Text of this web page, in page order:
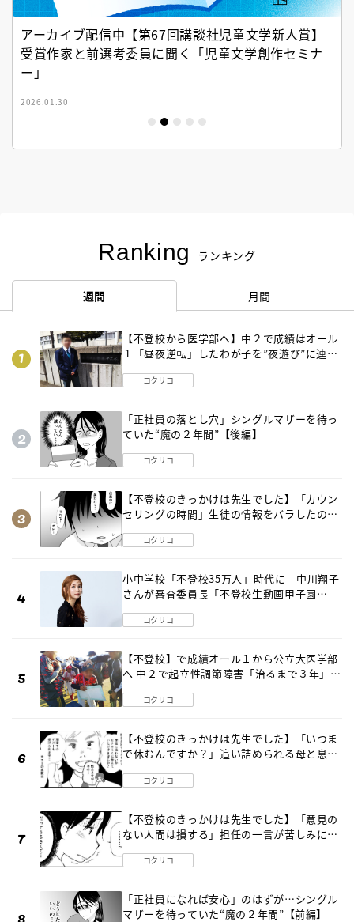
アーカイブ配信中【第67回講談社児童文学新人賞】
受賞作家と前選考委員に聞く「児童文学創作セミナ
ー」
2026.01.30
Ranking ランキング
週間 月間
【不登校から医学部へ】中２で成績はオール
１「昼夜逆転」したわが子を”夜遊び”に連れ
コクリコ
「正社員の落とし穴」シングルマザーを待っ
ていた“魔の２年間”【後編】
コクリコ
【不登校のきっかけは先生でした】「カウン
セリングの時間」生徒の情報をバラしたの
コクリコ
小中学校「不登校35万人」時代に 中川翔子
さんが審査委員長「不登校生動画甲子園
コクリコ
【不登校】で成績オール１から公立大医学部
へ 中２で起立性調節障害「治るまで３年」の
コクリコ
【不登校のきっかけは先生でした】「いつま
で休むんですか？」追い詰められる母と息子
コクリコ
【不登校のきっかけは先生でした】「意見の
ない人間は損する」担任の一言が苦しみに…
コクリコ
「正社員になれば安心」のはずが…シングル
マザーを待っていた“魔の２年間”【前編】